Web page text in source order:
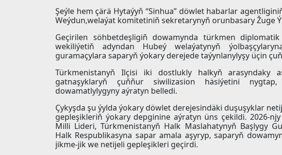
Şeýle hem çärä Hytaýyň “Sinhua” döwlet habarlar
Weýdun,welaýat komitetiniň sekretarynyň orunbasary Žuge
Geçirilen söhbetdeşligiň dowamynda türkmen
wekiliýetiň adyndan Hubeý welaýatynyň
guramaçylara saparyň ýokary derejede taýynlanylyşy üçin
Türkmenistanyň Ilçisi iki dostlukly halkyň arasyndaky
gatnaşyklaryň çuňňur siwilizasion häsiýetini
dowamatlylygyny aýratyn belledi.
Çykyşda şu ýylda ýokary döwlet derejesindäki duşuşyklar
gepleşikleriň ýokary depginine aýratyn üns çekildi. 2026-
Milli Lideri, Türkmenistanyň Halk Maslahatynyň Başlygy
Halk Respublikasyna sapar amala aşyryp, saparyň
jikme-jik we netijeli gepleşikleri geçirdi.